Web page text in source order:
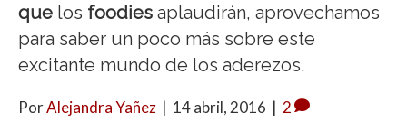
que los foodies aplaudirán, aprovechamos
para saber un poco más sobre este
excitante mundo de los aderezos.
PorAlejandra Yañez | 14 abril, 2016 | 2